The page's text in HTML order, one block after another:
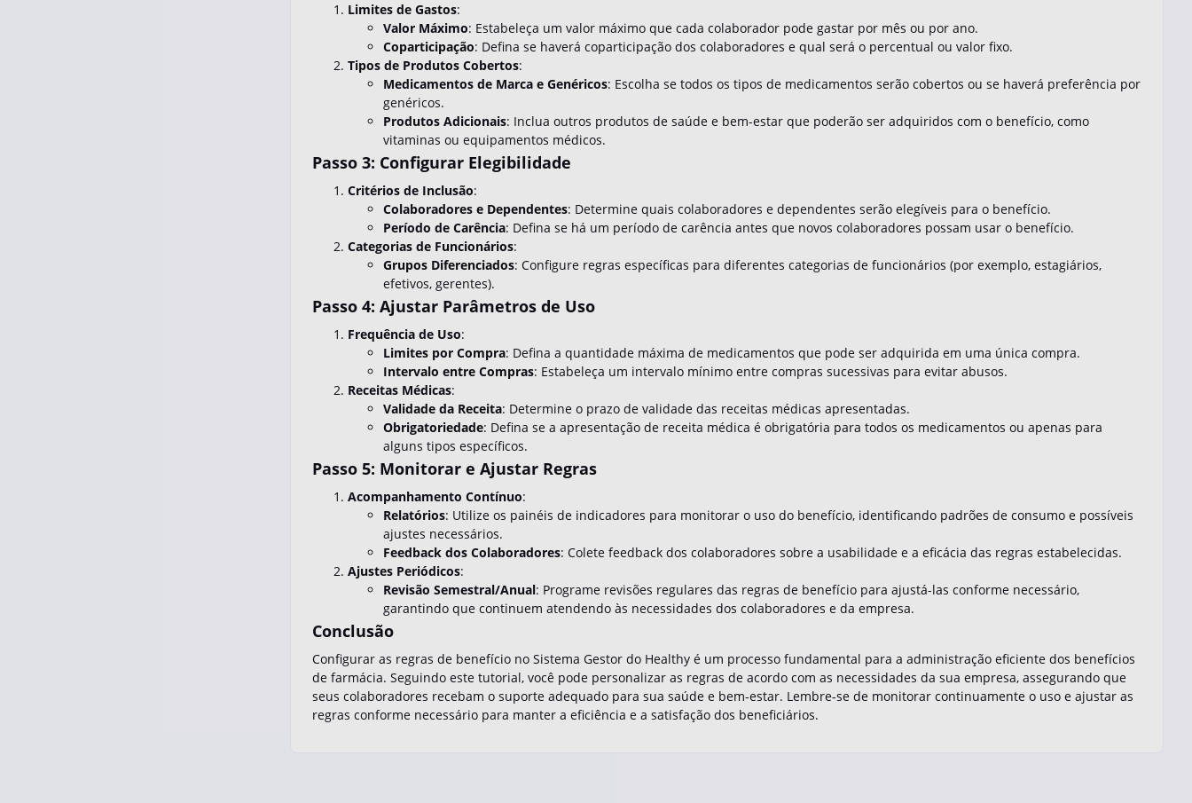
Limites de Gastos:
Valor Máximo: Estabeleça um valor máximo que cada colaborador pode gastar por mês ou por ano.
Coparticipação: Defina se haverá coparticipação dos colaboradores e qual será o percentual ou valor fixo.
Tipos de Produtos Cobertos:
Medicamentos de Marca e Genéricos: Escolha se todos os tipos de medicamentos serão cobertos ou se haverá preferência por
genéricos.
Produtos Adicionais: Inclua outros produtos de saúde e bem-estar que poderão ser adquiridos com o benefício, como
vitaminas ou equipamentos médicos.
Passo 3: Configurar Elegibilidade
Critérios de Inclusão:
Colaboradores e Dependentes: Determine quais colaboradores e dependentes serão elegíveis para o benefício.
Período de Carência: Defina se há um período de carência antes que novos colaboradores possam usar o benefício.
Categorias de Funcionários:
Grupos Diferenciados: Configure regras específicas para diferentes categorias de funcionários (por exemplo, estagiários,
efetivos, gerentes).
Passo 4: Ajustar Parâmetros de Uso
Frequência de Uso:
Limites por Compra: Defina a quantidade máxima de medicamentos que pode ser adquirida em uma única compra.
Intervalo entre Compras: Estabeleça um intervalo mínimo entre compras sucessivas para evitar abusos.
Receitas Médicas:
Validade da Receita: Determine o prazo de validade das receitas médicas apresentadas.
Obrigatoriedade: Defina se a apresentação de receita médica é obrigatória para todos os medicamentos ou apenas para
alguns tipos específicos.
Passo 5: Monitorar e Ajustar Regras
Acompanhamento Contínuo:
Relatórios: Utilize os painéis de indicadores para monitorar o uso do benefício, identificando padrões de consumo e possíveis
ajustes necessários.
Feedback dos Colaboradores: Colete feedback dos colaboradores sobre a usabilidade e a eficácia das regras estabelecidas.
Ajustes Periódicos:
Revisão Semestral/Anual: Programe revisões regulares das regras de benefício para ajustá-las conforme necessário,
garantindo que continuem atendendo às necessidades dos colaboradores e da empresa.
Conclusão
Configurar as regras de benefício no Sistema Gestor do Healthy é um processo fundamental para a administração eficiente dos benefícios
de farmácia. Seguindo este tutorial, você pode personalizar as regras de acordo com as necessidades da sua empresa, assegurando que
seus colaboradores recebam o suporte adequado para sua saúde e bem-estar. Lembre-se de monitorar continuamente o uso e ajustar as
regras conforme necessário para manter a eficiência e a satisfação dos beneficiários.